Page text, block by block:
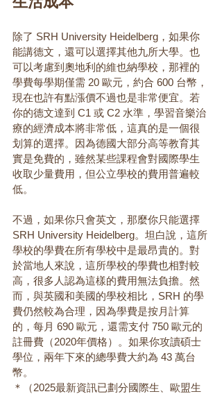
除了 SRH University Heidelberg，如果你
能講德文，還可以選擇其他九所大學。也
可以考慮到奧地利的維也納學校，那裡的
學費每學期僅需 20 歐元，約合 600 台幣，
現在也許有點漲價不過也是非常便宜。若
你的德文達到 C1 或 C2 水準，學習音樂治
療的經濟成本將非常低，這真的是一個很
划算的選擇。因為德國大部分高等教育其
實是免費的，雖然某些課程會對國際學生
收取少量費用，但公立學校的費用普遍較
低。
不過，如果你只會英文，那麼你只能選擇
SRH University Heidelberg。坦白說，這所
學校的學費在所有學校中是最昂貴的。對
於當地人來說，這所學校的學費也相對較
高，很多人認為這樣的費用無法負擔。然
而，與英國和美國的學校相比，SRH 的學
費仍然較為合理，因為學費是按月計算
的，每月 690 歐元，還需支付 750 歐元的
註冊費（2020年價格）。如果你攻讀碩士
學位，兩年下來的總學費大約為 43 萬台
幣。
＊（2025最新資訊已劃分國際生、歐盟生